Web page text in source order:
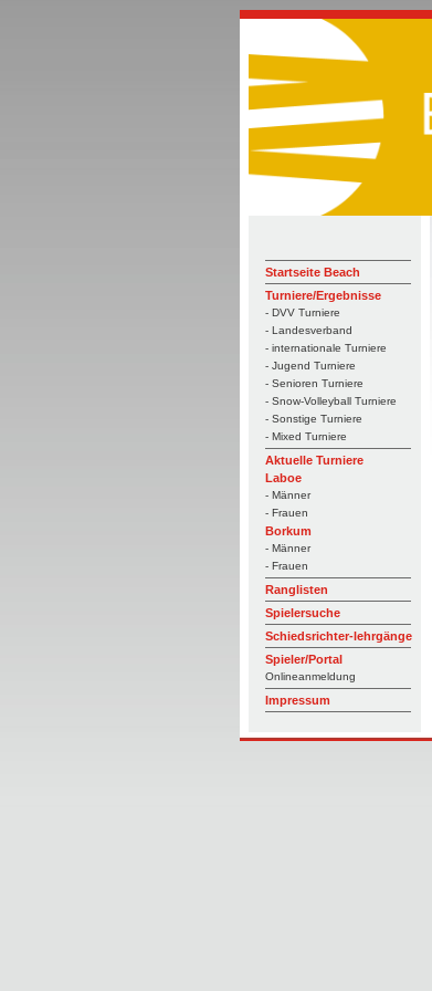
Startseite Beach
Turniere/Ergebnisse
- DVV Turniere
- Landesverband
- internationale Turniere
- Jugend Turniere
- Senioren Turniere
- Snow-Volleyball Turniere
- Sonstige Turniere
- Mixed Turniere
Aktuelle Turniere
Laboe
- Männer
- Frauen
Borkum
- Männer
- Frauen
Ranglisten
Spielersuche
Schiedsrichter-lehrgänge
Spieler/Portal
Onlineanmeldung
Impressum